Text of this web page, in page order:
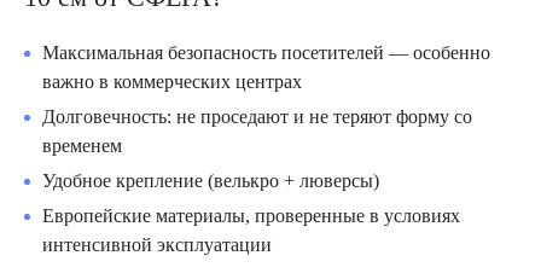
Толщина: 10 см — оптимальное соотношение мягкости
и упругости.
Способы крепления
На велькро ленту (липучку) — быстрый монтаж и съём.
На люверсы (металлические кольца) — для надёжной
привязки шнуром или тросиком.
Максимальная безопасность посетителей — особенно
важно в коммерческих центрах
Долговечность: не проседают и не теряют форму со
временем
Удобное крепление (велькро + люверсы)
Европейские материалы, проверенные в условиях
интенсивной эксплуатации